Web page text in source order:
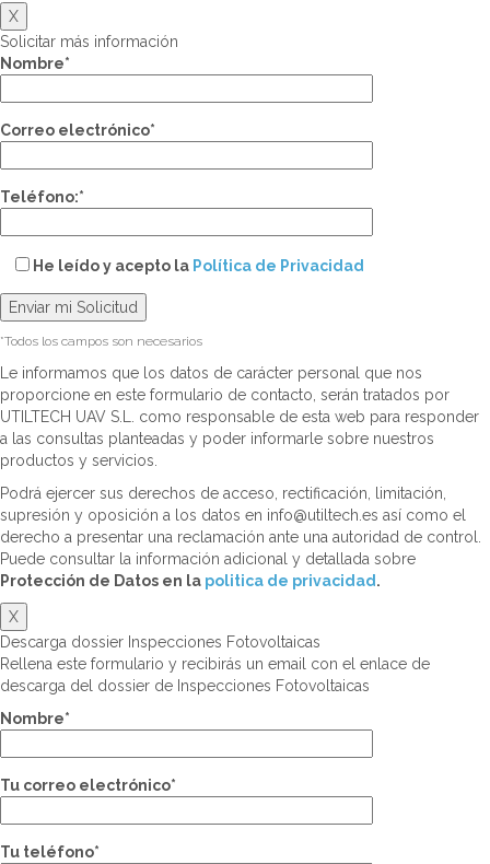
X
Solicitar más información
Nombre*
Correo electrónico*
Teléfono:*
He leído y acepto la Política de Privacidad
*Todos los campos son necesarios
Le informamos que los datos de carácter personal que nos
proporcione en este formulario de contacto, serán tratados por
UTILTECH UAV S.L. como responsable de esta web para responder
a las consultas planteadas y poder informarle sobre nuestros
productos y servicios.
Podrá ejercer sus derechos de acceso, rectificación, limitación,
supresión y oposición a los datos en info@utiltech.es así como el
derecho a presentar una reclamación ante una autoridad de control.
Puede consultar la información adicional y detallada sobre
Protección de Datos en la politica de privacidad .
X
Descarga dossier Inspecciones Fotovoltaicas
Rellena este formulario y recibirás un email con el enlace de
descarga del dossier de Inspecciones Fotovoltaicas
Nombre*
Tu correo electrónico*
Tu teléfono*